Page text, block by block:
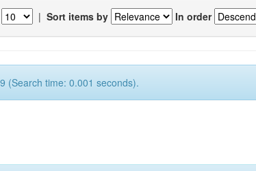
| Sort items by In order
(Search time: 0.001 seconds).